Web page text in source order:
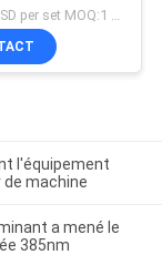
mené UV
405nm
2100-5500USD per set MOQ:1 ensemble
l'équipement
de machine
a mené le
385nm